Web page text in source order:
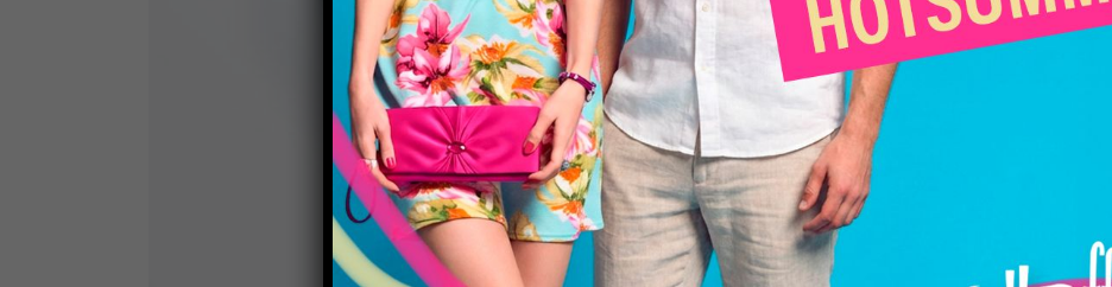
Schal von PNA
reine Seide
2 Dessinseiten
ZUSÄTZLICHE INFORMATION